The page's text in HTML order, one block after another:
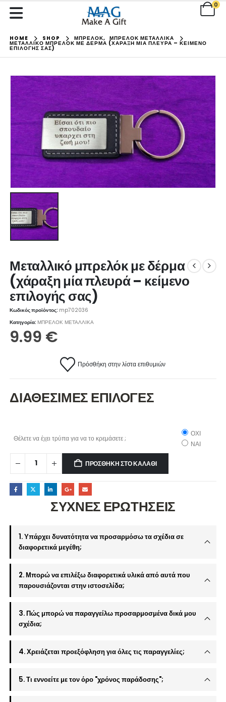
0
HOME SHOP ΜΠΡΕΛΟΚ, ΜΠΡΕΛΟΚ ΜΕΤΑΛΛΙΚΑ
ΜΕΤΑΛΛΙΚΌ ΜΠΡΕΛΌΚ ΜΕ ΔΈΡΜΑ (ΧΆΡΑΞΗ ΜΊΑ ΠΛΕΥΡΆ – ΚΕΊΜΕΝΟ
ΕΠΙΛΟΓΉΣ ΣΑΣ)
Μεταλλικό μπρελόκ με δέρμα
(χάραξη μία πλευρά – κείμενο
επιλογής σας)
Κωδικός προϊόντος: mp702036
Κατηγορία:ΜΠΡΕΛΟΚ ΜΕΤΑΛΛΙΚΑ
9.99 €
Πρόσθήκη στην λίστα επιθυμιών
ΔΙΑΘΕΣΙΜΕΣ ΕΠΙΛΟΓΕΣ
Θέλετε να έχει τρύπα για να το κρεμάσετε ;
ΟΧΙ
ΝΑΙ
ΠΡΟΣΘΉΚΗ ΣΤΟ ΚΑΛΆΘΙ
ΣΥΧΝΕΣ ΕΡΩΤΗΣΕΙΣ
1. Υπάρχει δυνατότητα να προσαρμόσω τα σχέδια σε
διαφορετικά μεγέθη;
2. Μπορώ να επιλέξω διαφορετικά υλικά από αυτά που
παρουσιάζονται στην ιστοσελίδα;
3. Πώς μπορώ να παραγγείλω προσαρμοσμένα δικά μου
σχέδια;
4. Χρειάζεται προεξόφληση για όλες τις παραγγελίες;
5. Τι εννοείτε με τον όρο "χρόνος παράδοσης";